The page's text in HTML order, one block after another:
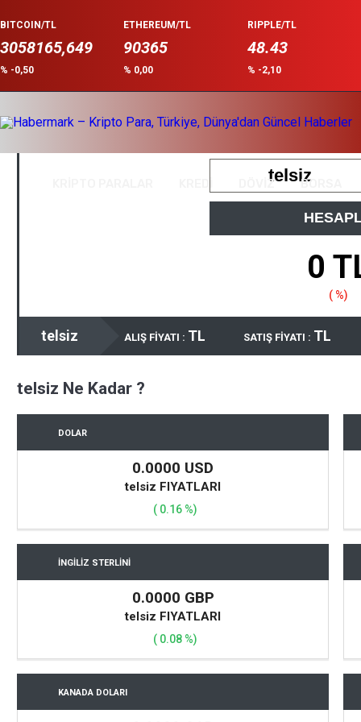
BITCOIN/TL
3058165,649
% -0,50
ETHEREUM/TL
90365
% 0,00
RIPPLE/TL
48.43
% -2,10
DÖVİZ BORSA
Anasayfa
telsiz Ne Kadar ?
0
( %)
telsiz ALIŞ FİYATI : TL SATIŞ FİYATI : TL
telsiz Ne Kadar ?
DOLAR
0.0000 USD
telsiz FIYATLARI
( 0.16 %)
İNGİLİZ STERLİNİ
0.0000 GBP
telsiz FIYATLARI
( 0.08 %)
KANADA DOLARI